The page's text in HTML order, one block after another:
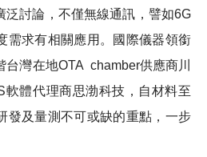
泛討論，不僅無線通訊，譬如6G
需求有相關應用。國際儀器領銜
灣在地OTA chamber供應商川
軟體代理商思渤科技，自材料至
發及量測不可或缺的重點，一步